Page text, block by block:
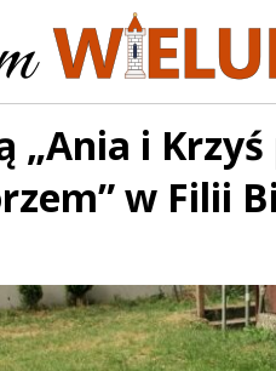
„Ania i
w Filii